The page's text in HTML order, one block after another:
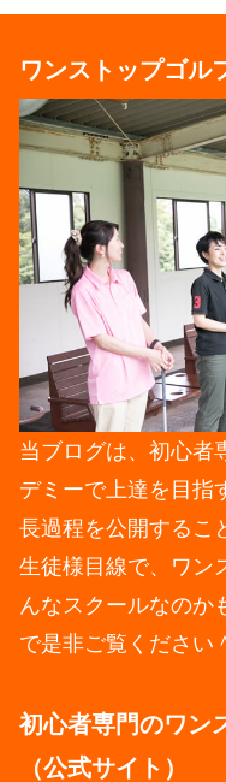
ワンストップゴル
当ブログは、初心者
デミーで上達を目指
長過程を公開するこ
生徒様目線で、ワン
んなスクールなのか
で是非ご覧ください
初心者専門のワン
（公式サイト）